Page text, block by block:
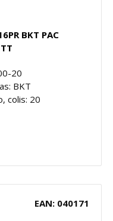
BKT PAC
20
BKT
colis: 20
EAN: 040171